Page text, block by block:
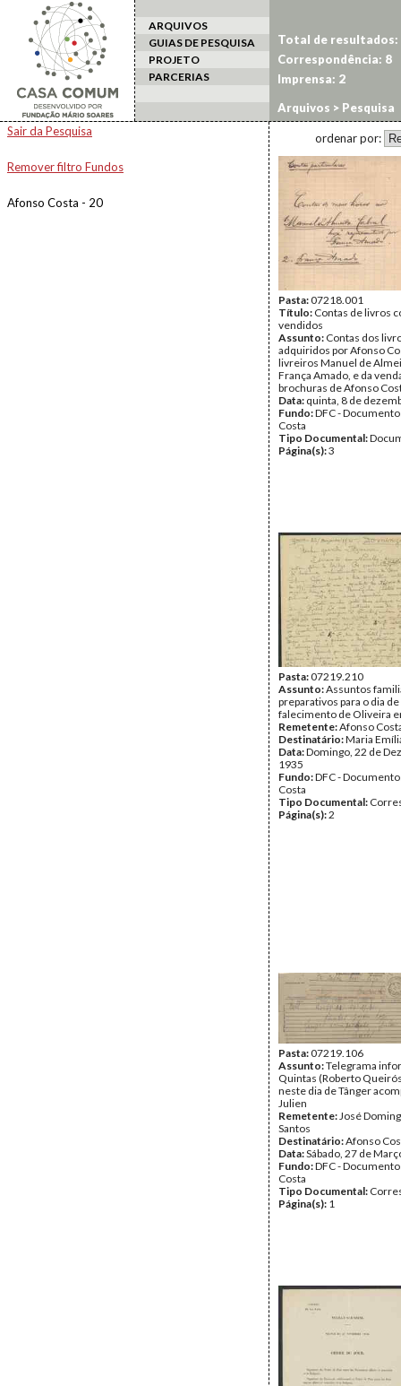
ARQUIVOS
GUIAS DE PESQUISA
PROJETO
PARCERIAS
Arquivos > Pesquisa
Sair da Pesquisa
Remover filtro Fundos
Afonso Costa - 20
Total de resultados:
Correspondência: 8
Imprensa: 2
ordenar por:
Pasta:07218.001
Título: Contas de livros
vendidos
Assunto: Contas dos
adquiridos por Afonso
livreiros Manuel de
França Amado, e da
brochuras de Afonso
Data: quinta, 8 de
Fundo:DFC -
Costa
Tipo Documental:
Página(s):3
Pasta:07219.210
Assunto:Assuntos
preparativos para o dia
falecimento de Oliveira
Remetente:Afonso
Destinatário:Maria
Data:Domingo, 22 de
1935
Fundo:DFC -
Costa
Tipo Documental:
Página(s):2
Pasta:07219.106
Assunto:Telegrama
Quintas (Roberto
neste dia de Tânger
Julien
Remetente:José
Santos
Destinatário:Afonso
Data:Sábado, 27 de
Fundo:DFC -
Costa
Tipo Documental:
Página(s): 1